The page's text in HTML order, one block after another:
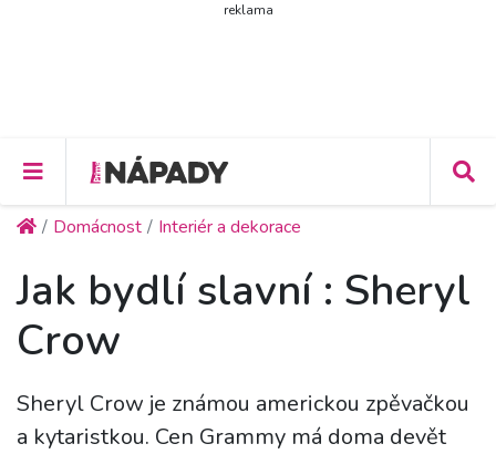
reklama
Domácnost Interiér a dekorace
Jak bydlí slavní : Sheryl
Crow
Sheryl Crow je známou americkou zpěvačkou
a kytaristkou. Cen Grammy má doma devět